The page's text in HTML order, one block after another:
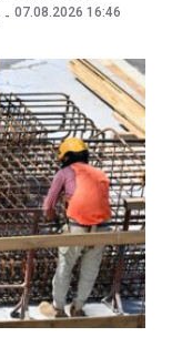
07.08.2026 16:46